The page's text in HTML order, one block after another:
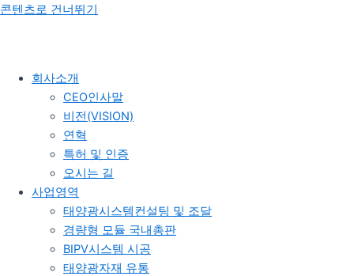
콘텐츠로 건너뛰기
회사소개
CEO인사말
비전(VISION)
연혁
특허 및 인증
오시는 길
사업영역
태양광시스템컨설팅 및 조달
경량형 모듈 국내총판
BIPV시스템 시공
태양광자재 유통